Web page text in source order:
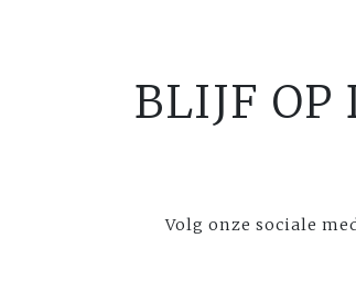
BLIJF OP
Volg onze sociale